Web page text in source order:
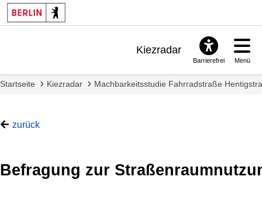
Kiezradar
FAQ & Support
Barrierefrei Menü
Startseite Kiezradar Machbarkeitsstudie Fahrradstraße
zurück
Befragung zur